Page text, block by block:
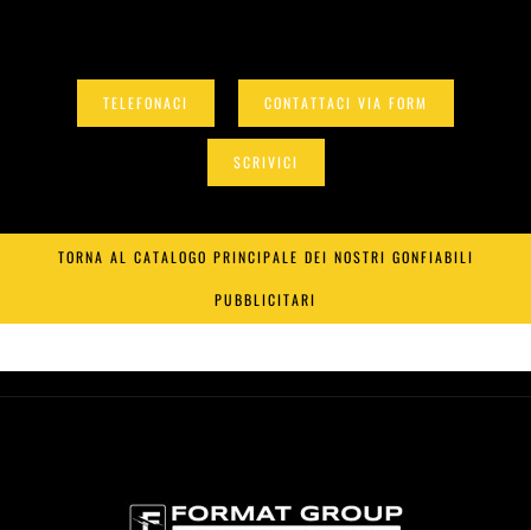
TELEFONACI CONTATTACI VIA FORM
SCRIVICI
TORNA AL CATALOGO PRINCIPALE DEI NOSTRI GONFIABILI
PUBBLICITARI